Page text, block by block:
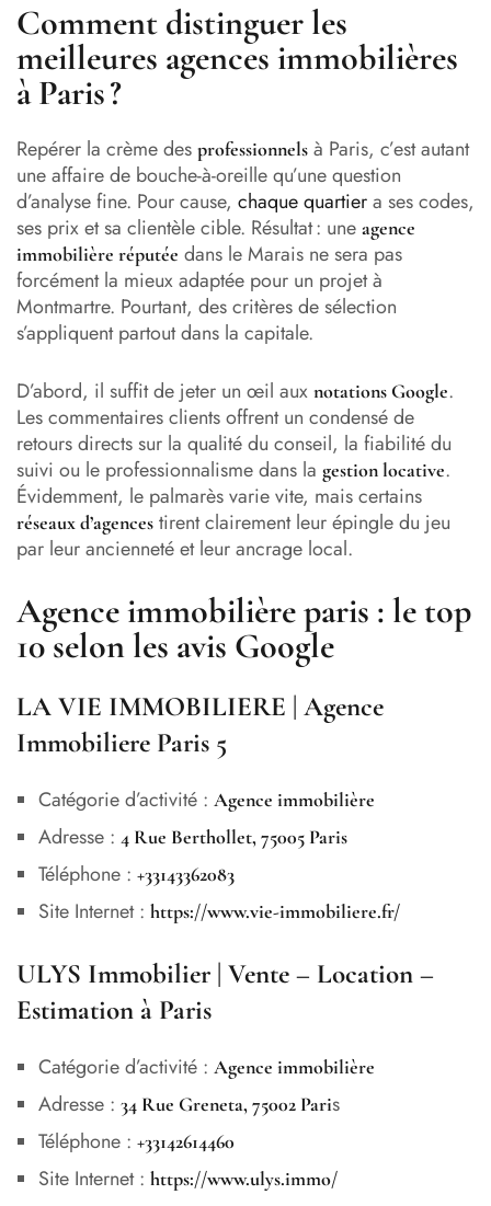
Comment distinguer les
meilleures agences immobilières
à Paris ?
Repérer la crème des professionnels à Paris, c’est autant
une affaire de bouche-à-oreille qu’une question
d’analyse fine. Pour cause, chaque quartiera ses codes,
ses prix et sa clientèle cible. Résultat : une agence
immobilière réputée dans le Marais ne sera pas
forcément la mieux adaptée pour un projet à
Montmartre. Pourtant, des critères de sélection
s’appliquent partout dans la capitale.
D’abord, il suffit de jeter un œil aux notations Google.
Les commentaires clients offrent un condensé de
retours directs sur la qualité du conseil, la fiabilité du
suivi ou le professionnalisme dans la gestion locative.
Évidemment, le palmarès varie vite, mais certains
réseaux d’agences tirent clairement leur épingle du jeu
par leur ancienneté et leur ancrage local.
Agence immobilière paris : le top
10 selon les avis Google
LA VIE IMMOBILIERE | Agence
Immobiliere Paris 5
Catégorie d’activité : Agence immobilière
Adresse : 4 Rue Berthollet, 75005 Paris
Téléphone : +33143362083
Site Internet : https://www.vie-immobiliere.fr/
ULYS Immobilier | Vente – Location –
Estimation à Paris
Catégorie d’activité : Agence immobilière
Adresse : 34 Rue Greneta, 75002 Paris
Téléphone : +33142614460
Site Internet : https://www.ulys.immo/